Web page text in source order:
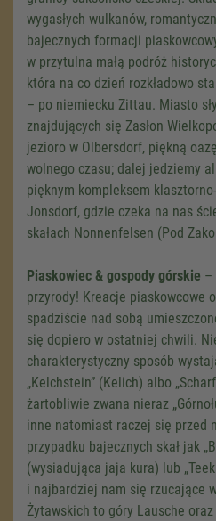
wygasłych wulkanów,
bajecznych formacji
w przytulna małą podróż
która na co dzień rozkładowo
– po niemiecku Zittau. Miasto
znajdujących się Zasłon
jezioro w Olbersdorf, piękną
wolnego czasu; dalej jedziemy
pięknym kompleksem
Jonsdorf, gdzie czeka na nas
skałach Nonnenfelsen (Pod
Piaskowiec & gospody górskie –
przyrody! Kreacje piaskowcowe
spadziście nad sobą
się dopiero w ostatniej chwili.
charakterystyczny sposób
„Kelchstein” (Kelich) albo
żartobliwie zwana nieraz
inne natomiast raczej się przed
przypadku bajecznych skał jak
(wysiadująca jaja kura) lub
i najbardziej nam się rzucające
Żytawskich to góry Lausche